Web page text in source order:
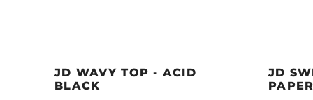
JD WAVY TOP - ACID
BLACK
JD